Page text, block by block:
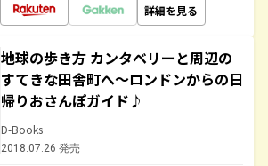
詳細を見る
地球の歩き方 カンタベリーと周辺の
すてきな田舎町へ～ロンドンからの日
帰りおさんぽガイド♪
D-Books
2018.07.26 発売